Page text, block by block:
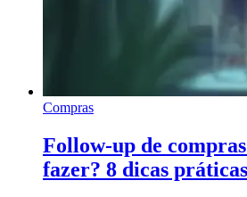
Compras
Follow-up de
fazer? 8 dicas